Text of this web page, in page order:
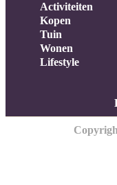
Activiteiten
Kopen
Tuin
Wonen
Lifestyle